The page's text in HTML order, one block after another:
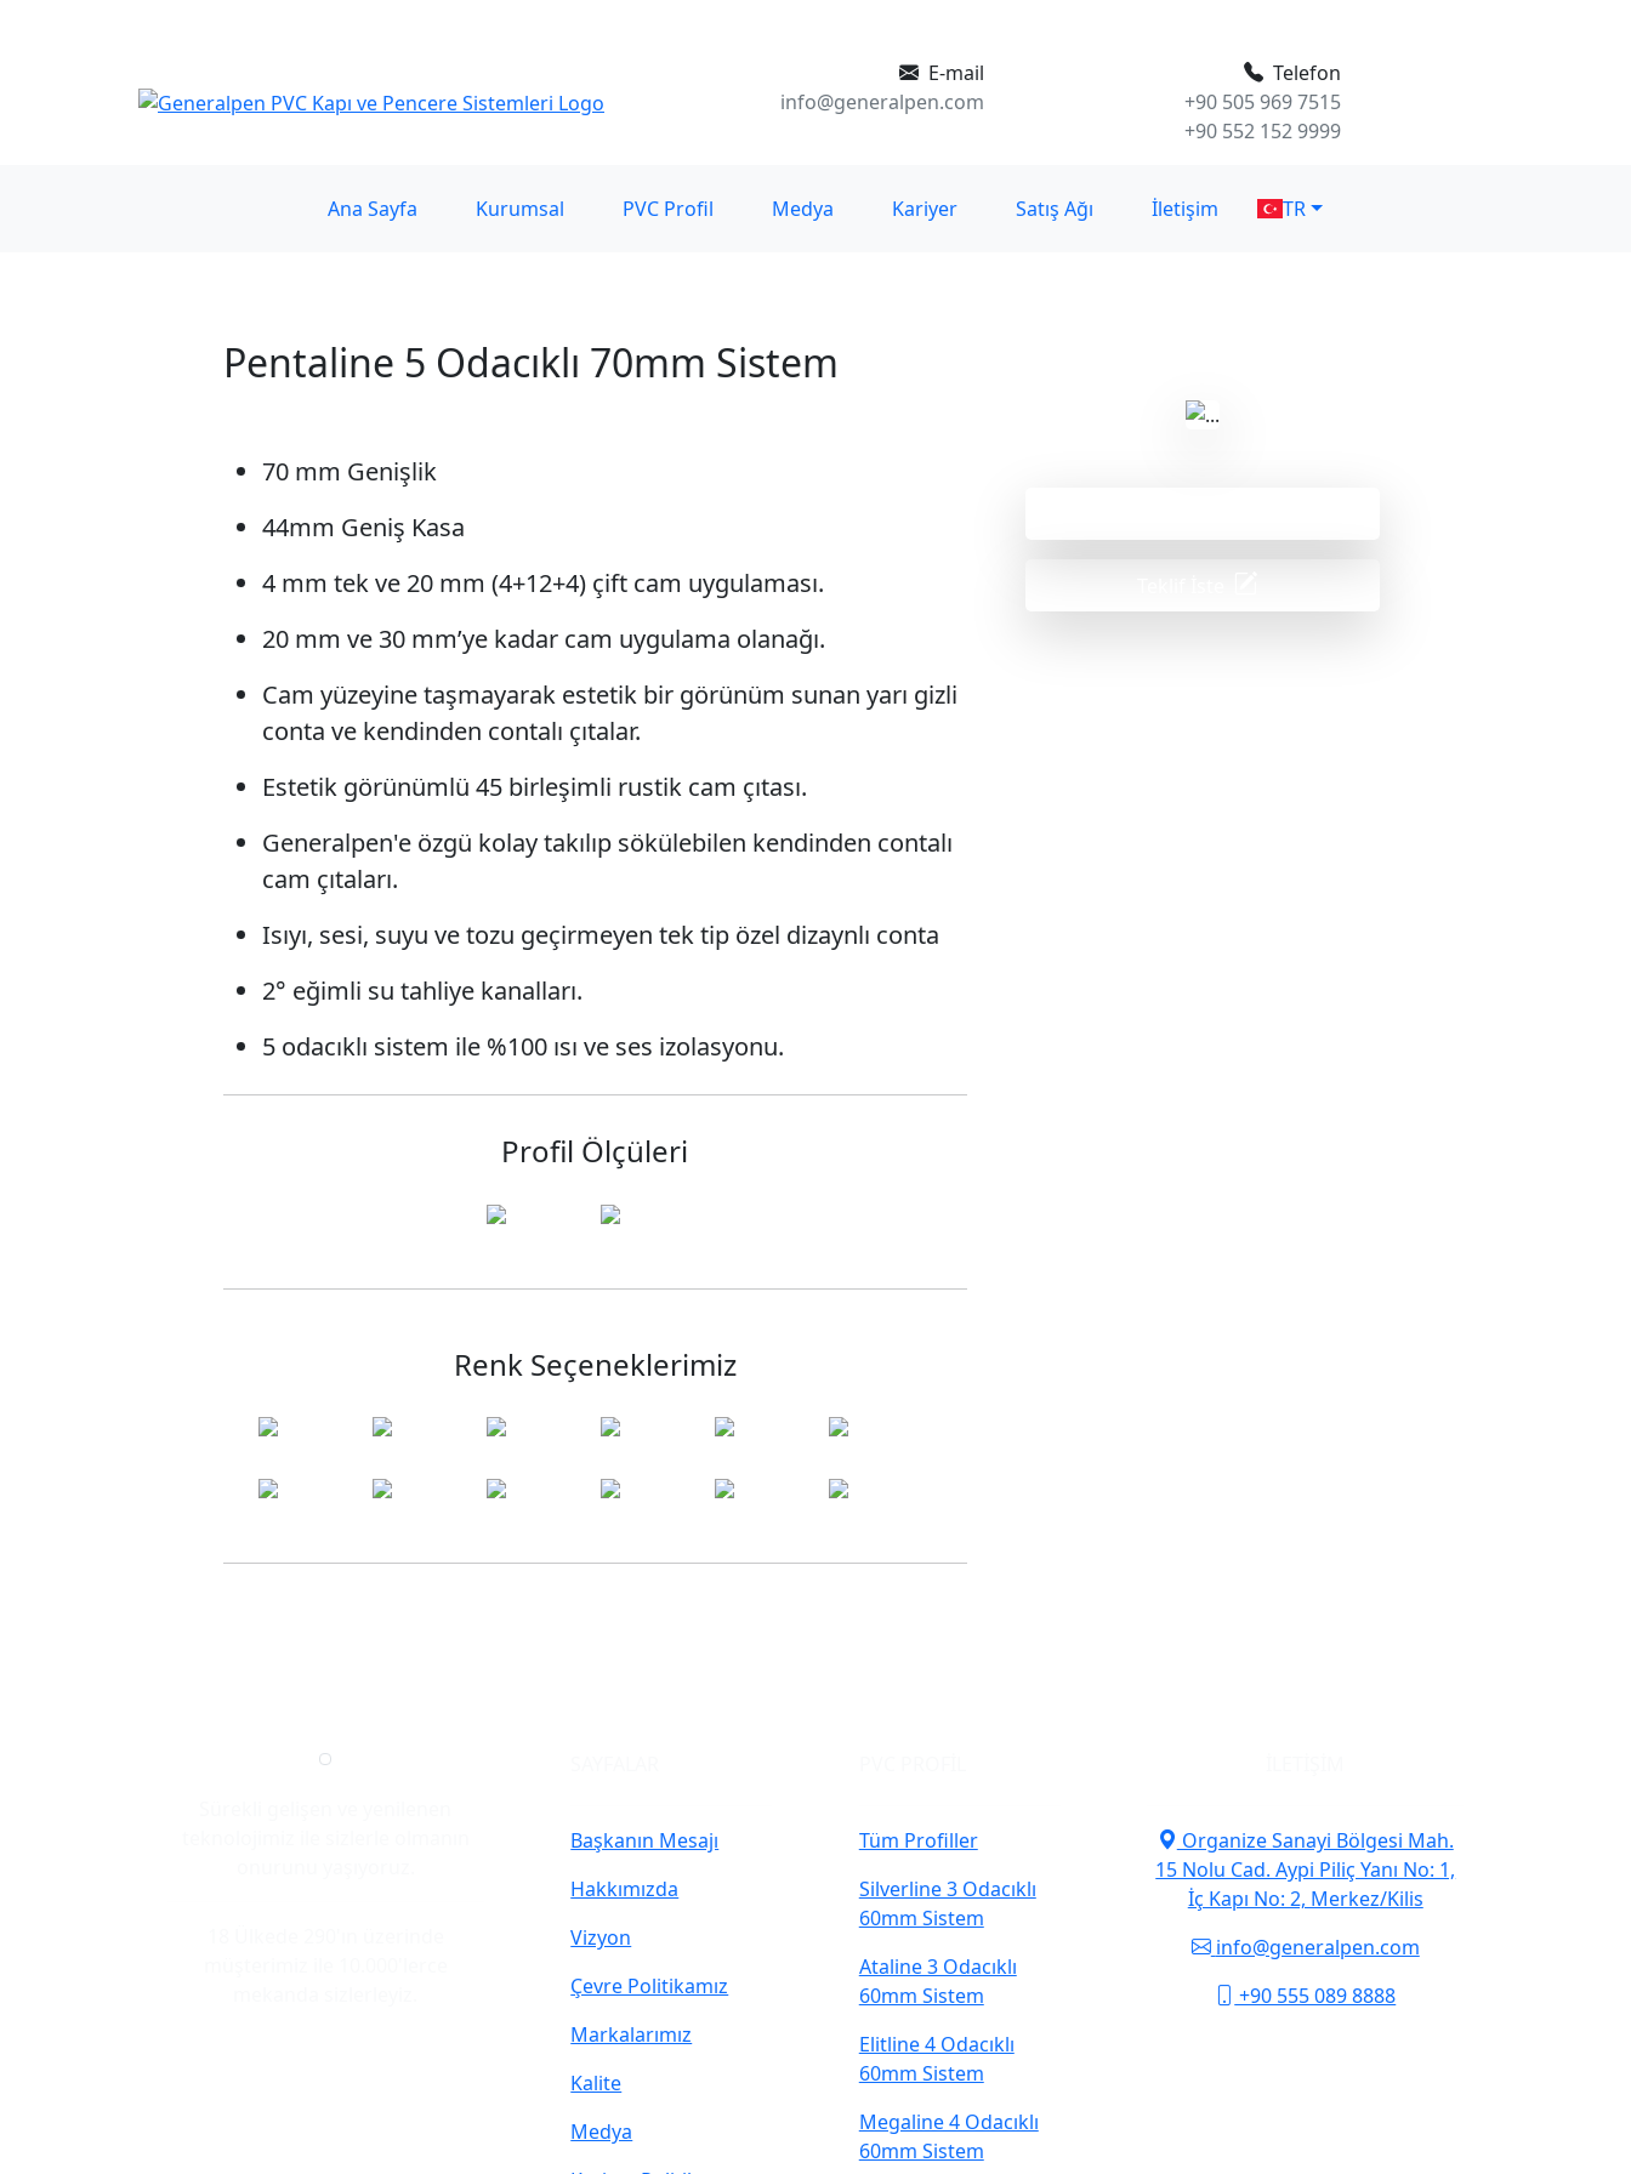
E-mail
info@generalpen.com
Telefon
+90 505 969 7515
+90 552 152 9999
Ana Sayfa Kurumsal PVC Profil Medya Kariyer Satış Ağı İletişim TR
Pentaline 5 Odacıklı 70mm Sistem
70 mm Genişlik
44mm Geniş Kasa
4 mm tek ve 20 mm (4+12+4) çift cam uygulaması.
20 mm ve 30 mm’ye kadar cam uygulama olanağı.
Cam yüzeyine taşmayarak estetik bir görünüm sunan yarı gizli
conta ve kendinden contalı çıtalar.
Estetik görünümlü 45 birleşimli rustik cam çıtası.
Generalpen'e özgü kolay takılıp sökülebilen kendinden contalı
cam çıtaları.
Isıyı, sesi, suyu ve tozu geçirmeyen tek tip özel dizaynlı conta
2° eğimli su tahliye kanalları.
5 odacıklı sistem ile %100 ısı ve ses izolasyonu.
Profil Ölçüleri
Renk Seçeneklerimiz
Başkanın Mesajı
Hakkımızda
Vizyon
Çevre Politikamız
Markalarımız
Kalite
Medya
Tüm Profiller
Silverline 3 Odacıklı
60mm Sistem
Ataline 3 Odacıklı
60mm Sistem
Elitline 4 Odacıklı
60mm Sistem
Megaline 4 Odacıklı
60mm Sistem
Organize Sanayi Bölgesi Mah.
15 Nolu Cad. Aypi Piliç Yanı No: 1,
İç Kapı No: 2, Merkez/Kilis
info@generalpen.com
+90 555 089 8888